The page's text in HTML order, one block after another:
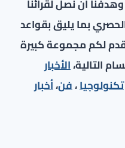
أن نصل لقرائنا
بما يليق بقواعد
لكم مجموعة كبيرة
التالية،الأخبار
تكنولوجيا،فن،أخبار